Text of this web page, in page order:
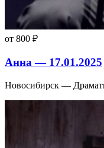
от 800 ₽
Анна — 17.01.2025
Новосибирск —